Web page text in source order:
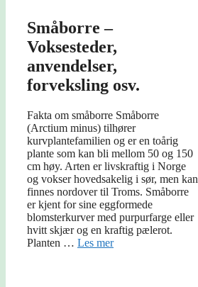
Småborre –
Voksesteder,
anvendelser,
forveksling osv.
Fakta om småborre Småborre
(Arctium minus) tilhører
kurvplantefamilien og er en toårig
plante som kan bli mellom 50 og 150
cm høy. Arten er livskraftig i Norge
og vokser hovedsakelig i sør, men kan
finnes nordover til Troms. Småborre
er kjent for sine eggformede
blomsterkurver med purpurfarge eller
hvitt skjær og en kraftig pælerot.
Planten … Les mer